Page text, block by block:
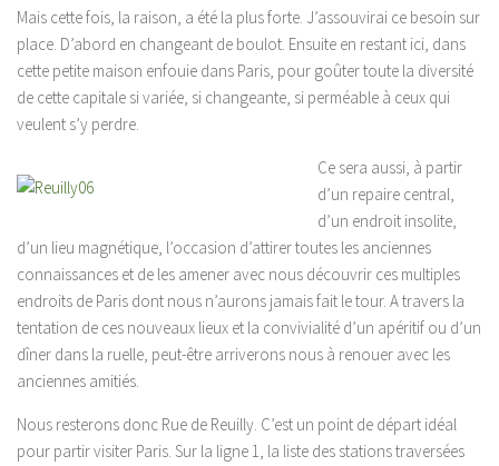
Mais cette fois, la raison, a été la plus forte. J’assouvirai ce besoin sur
place. D’abord en changeant de boulot. Ensuite en restant ici, dans
cette petite maison enfouie dans Paris, pour goûter toute la diversité
de cette capitale si variée, si changeante, si perméable à ceux qui
veulent s’y perdre.
Ce sera aussi, à partir
d’un repaire central,
d’un endroit insolite,
d’un lieu magnétique, l’occasion d’attirer toutes les anciennes
connaissances et de les amener avec nous découvrir ces multiples
endroits de Paris dont nous n’aurons jamais fait le tour. A travers la
tentation de ces nouveaux lieux et la convivialité d’un apéritif ou d’un
dîner dans la ruelle, peut-être arriverons nous à renouer avec les
anciennes amitiés.
Nous resterons donc Rue de Reuilly. C’est un point de départ idéal
pour partir visiter Paris. Sur la ligne 1, la liste des stations traversées